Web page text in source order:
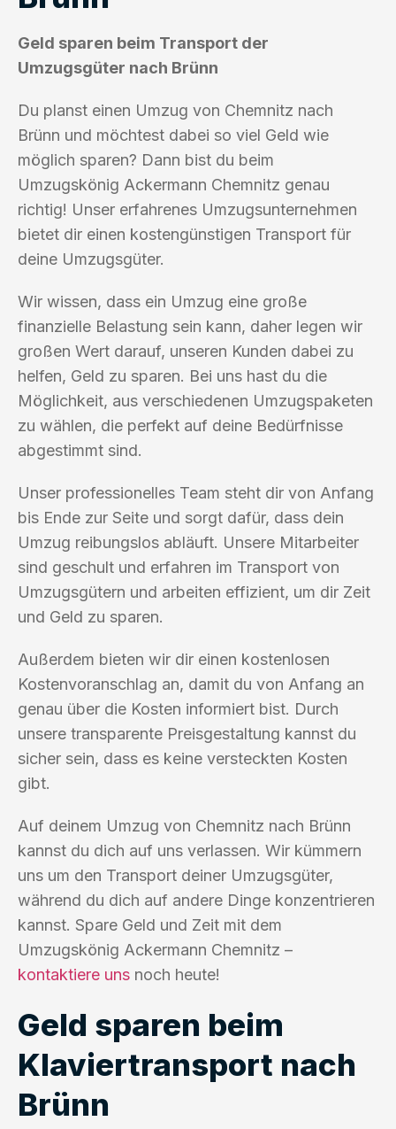
Geld sparen beim Transport der
Umzugsgüter nach Brünn
Du planst einen Umzug von Chemnitz nach
Brünn und möchtest dabei so viel Geld wie
möglich sparen? Dann bist du beim
Umzugskönig Ackermann Chemnitz genau
richtig! Unser erfahrenes Umzugsunternehmen
bietet dir einen kostengünstigen Transport für
deine Umzugsgüter.
Wir wissen, dass ein Umzug eine große
finanzielle Belastung sein kann, daher legen wir
großen Wert darauf, unseren Kunden dabei zu
helfen, Geld zu sparen. Bei uns hast du die
Möglichkeit, aus verschiedenen Umzugspaketen
zu wählen, die perfekt auf deine Bedürfnisse
abgestimmt sind.
Unser professionelles Team steht dir von Anfang
bis Ende zur Seite und sorgt dafür, dass dein
Umzug reibungslos abläuft. Unsere Mitarbeiter
sind geschult und erfahren im Transport von
Umzugsgütern und arbeiten effizient, um dir Zeit
und Geld zu sparen.
Außerdem bieten wir dir einen kostenlosen
Kostenvoranschlag an, damit du von Anfang an
genau über die Kosten informiert bist. Durch
unsere transparente Preisgestaltung kannst du
sicher sein, dass es keine versteckten Kosten
gibt.
Auf deinem Umzug von Chemnitz nach Brünn
kannst du dich auf uns verlassen. Wir kümmern
uns um den Transport deiner Umzugsgüter,
während du dich auf andere Dinge konzentrieren
kannst. Spare Geld und Zeit mit dem
Umzugskönig Ackermann Chemnitz –
kontaktiere uns noch heute!
Geld sparen beim
Klaviertransport nach
Brünn